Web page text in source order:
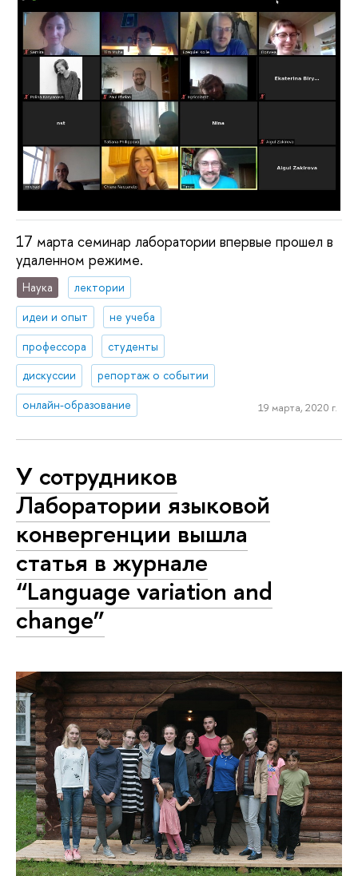
17 марта семинар лаборатории впервые прошел в
удаленном режиме.
Наука
лектории
идеи и опыт
не учеба
профессора
студенты
дискуссии
репортаж о событии
онлайн-образование
19 марта, 2020 г.
У сотрудников
Лаборатории языковой
конвергенции вышла
статья в журнале
“Language variation and
change”